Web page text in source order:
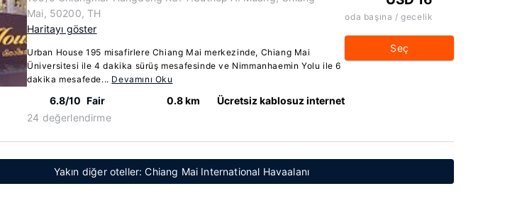
Mai, 50200, TH
Haritayı göster
Urban House 195 misafirlere Chiang Mai merkezinde, Chiang Mai
Üniversitesi ile 4 dakika sürüş mesafesinde ve Nimmanhaemin Yolu ile 6
dakika mesafede... Devamını Oku
6.8/10 Fair
24 değerlendirme
0.8 km Ücretsiz kablosuz internet
oda başına / gecelik
Seç
Yakın diğer oteller: Chiang Mai International Havaalanı